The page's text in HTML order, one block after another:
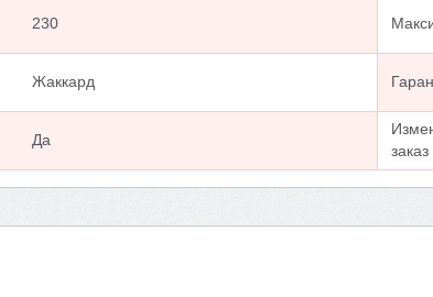
230
Жаккард
Да
заказ